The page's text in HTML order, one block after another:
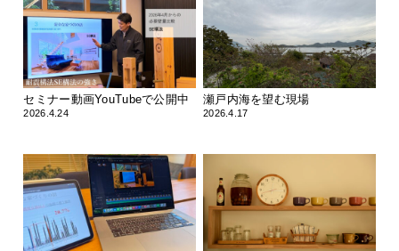
セミナー動画YouTubeで公開中
2026.4.24
瀬戸内海を望む現場
2026.4.17